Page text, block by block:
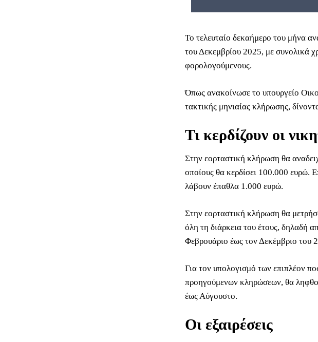
Το τελευταίο δεκαήμερο του μήνα
του Δεκεμβρίου 2025, με συνολικά
φορολογούμενους.
Όπως ανακοίνωσε το υπουργείο
τακτικής μηνιαίας κλήρωσης,
Τι κερδίζουν οι
Στην εορταστική κλήρωση θα
οποίους θα κερδίσει 100.000 ευρώ.
λάβουν έπαθλα 1.000 ευρώ.
Στην εορταστική κλήρωση θα
όλη τη διάρκεια του έτους, δηλαδή
Φεβρουάριο έως τον Δεκέμβριο του
Για τον υπολογισμό των επιπλέον
προηγούμενων κληρώσεων, θα
έως Αύγουστο.
Οι εξαιρέσεις